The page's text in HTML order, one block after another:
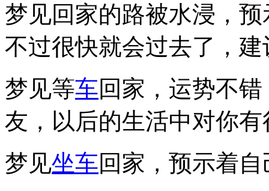
梦见回家的路被水浸，
不过很快就会过去了，
梦见等车回家，运势不
友，以后的生活中对你
梦见坐车回家，预示着